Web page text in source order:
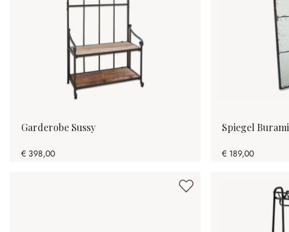
Garderobe Sussy
€ 398,00
Spiegel Burami
€ 189,00